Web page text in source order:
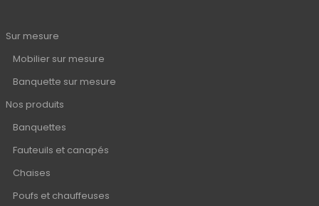
Sur mesure
Mobilier sur mesure
Banquette sur mesure
Nos produits
Banquettes
Fauteuils et canapés
Chaises
Poufs et chauffeuses